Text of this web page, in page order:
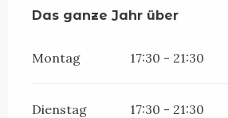
Das ganze Jahr über
Das ganze Jahr über
Montag 17:30 - 21:30
Dienstag 17:30 - 21:30